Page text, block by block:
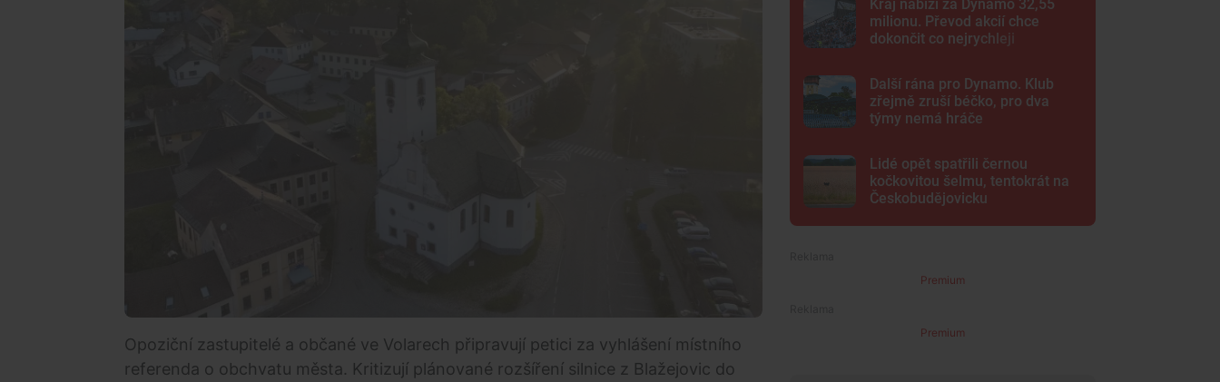
Opoziční zastupitelé a občané ve Volarech připravují petici za vyhlášení místního
referenda o obchvatu města. Kritizují plánované rozšíření silnice z Blažejovic do
Kraj nabízí za Dynamo 32,55
milionu. Převod akcií chce
dokončit co nejrychleji
Další rána pro Dynamo. Klub
zřejmě zruší béčko, pro dva
týmy nemá hráče
Lidé opět spatřili černou
kočkovitou šelmu, tentokrát na
Českobudějovicku
Premium
Premium